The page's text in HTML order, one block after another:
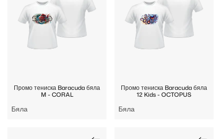
Промо тениска Baracuda бяла
M - CORAL
Бяла
Промо тениска Baracuda бяла
12 Kids - OCTOPUS
Бяла